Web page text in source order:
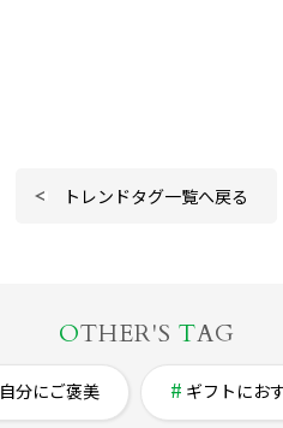
トレンドタグ一覧へ戻る
OTHER'S TAG
自分にご褒美 ギフトにお